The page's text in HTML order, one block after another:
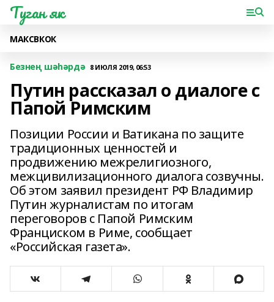
Туган як
МАКСВКОК
Безнең шәһәрдә 8 ИЮЛЯ 2019, 06:53
Путин рассказал о диалоге с
Папой Римским
Позиции России и Ватикана по защите
традиционных ценностей и
продвижению межрелигиозного,
межцивилизационного диалога созвучны.
Об этом заявил президент РФ Владимир
Путин журналистам по итогам
переговоров с Папой Римским
Франциском в Риме, сообщает
«Российская газета».